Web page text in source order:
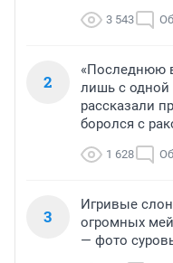
3 543
2
«Последнюю
лишь с одной
рассказали
боролся с
1 628
3
Игривые
огромных
— фото